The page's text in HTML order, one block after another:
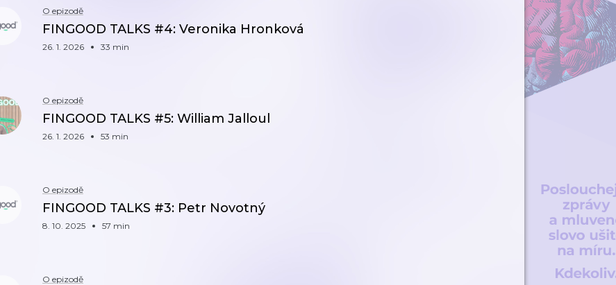
O epizodě
FINGOOD TALKS #4: Veronika Hronková
26. 1. 2026 33 min
O epizodě
FINGOOD TALKS #5: William Jalloul
26. 1. 2026 53 min
O epizodě
FINGOOD TALKS #3: Petr Novotný
8. 10. 2025 57 min
O epizodě